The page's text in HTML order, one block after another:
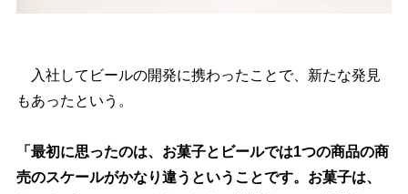
入社してビールの開発に携わったことで、新たな発見
もあったという。
「最初に思ったのは、お菓子とビールでは1つの商品の商
売のスケールがかなり違うということです。お菓子は、